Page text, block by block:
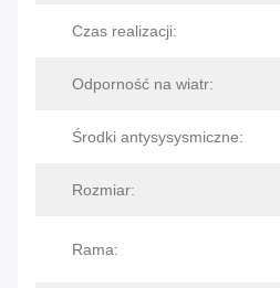
Czas realizacji:
Odporność na wiatr:
Środki antysysysmiczne:
Rozmiar:
Rama: